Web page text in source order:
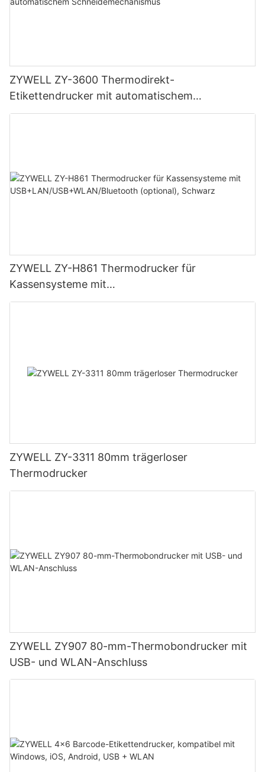
ZYWELL ZY-3600 Thermodirekt-
Etikettendrucker mit automatischem
Schneidemechanismus
ZYWELL ZY-H861 Thermodrucker für
Kassensysteme mit
USB+LAN/USB+WLAN/Bluetooth (optional),
ZYWELL ZY-3311 80mm trägerloser
Thermodrucker
ZYWELL ZY907 80-mm-Thermobondrucker mit
USB- und WLAN-Anschluss